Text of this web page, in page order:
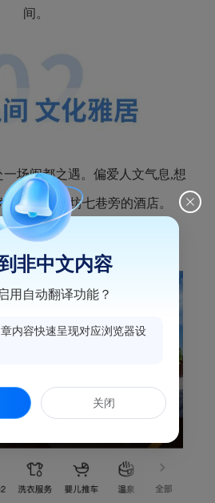
间。
场闽都之遇。偏爱人文气息,想
择藏在三坊七巷旁的酒店。
坊七巷书香文儒
非中文内容
用自动翻译功能？
内容快速呈现对应浏览器设
关闭